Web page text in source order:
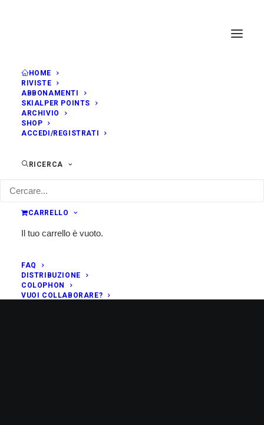
HOME
RIVISTE
ABBONAMENTI
SKIALPER POINTS
ARCHIVIO
SHOP
ACCEDI/REGISTRATI
RICERCA
CARRELLO
Il tuo carrello è vuoto.
FAQ
DISTRIBUZIONE
COLOPHON
VUOI COLLABORARE?